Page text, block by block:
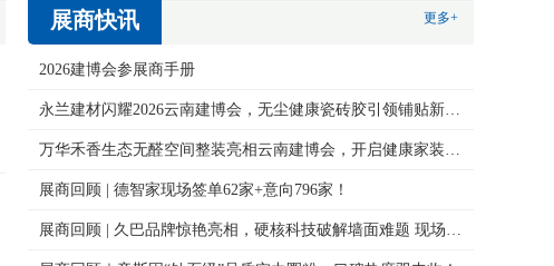
展商快讯 更多+
2026建博会参展商手册
永兰建材闪耀2026云南建博会，无尘健康瓷砖胶引领铺贴新变革！
万华禾香生态无醛空间整装亮相云南建博会，开启健康家装新体验
展商回顾 | 德智家现场签单62家+意向796家！
展商回顾 | 久巴品牌惊艳亮相，硬核科技破解墙面难题 现场签约火爆！